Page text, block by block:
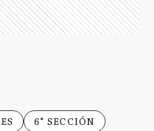
6° SECCIÓN